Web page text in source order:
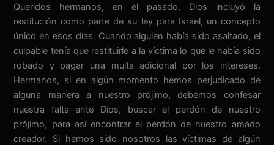
Queridos hermanos, en el pasado, Dios incluyó la
restitución como parte de su ley para Israel, un concepto
único en esos días. Cuando alguien había sido asaltado, el
culpable tenía que restituirle a la víctima lo que le había sido
robado y pagar una multa adicional por los intereses.
Hermanos, si en algún momento hemos perjudicado de
alguna manera a nuestro prójimo, debemos confesar
nuestra falta ante Dios, buscar el perdón de nuestro
prójimo, para así encontrar el perdón de nuestro amado
creador. Si hemos sido nosotros las víctimas de algún